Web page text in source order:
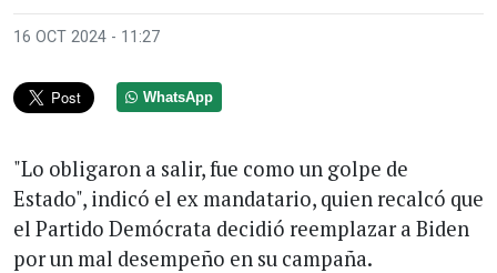
16 OCT 2024 - 11:27
WhatsApp
"Lo obligaron a salir, fue como un golpe de
Estado", indicó el ex mandatario, quien recalcó que
el Partido Demócrata decidió reemplazar a Biden
por un mal desempeño en su campaña.